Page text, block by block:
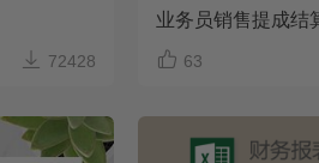
 72428
业务员销售提成结
 63